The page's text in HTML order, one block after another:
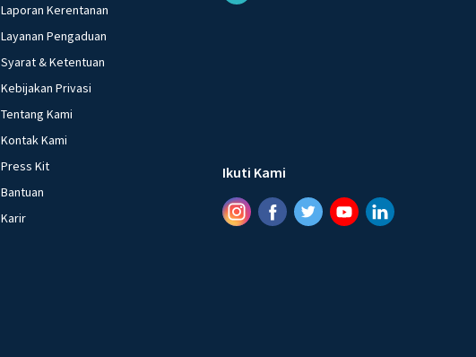
Laporan Kerentanan
Layanan Pengaduan
Syarat & Ketentuan
Kebijakan Privasi
Tentang Kami
Kontak Kami
Press Kit
Bantuan
Karir
Ikuti Kami